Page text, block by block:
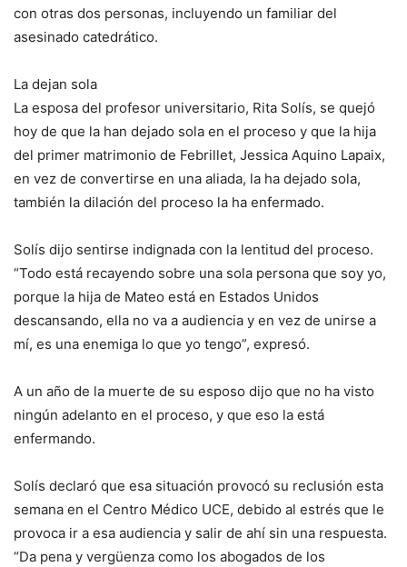
con otras dos personas, incluyendo un familiar del
asesinado catedrático.
La dejan sola
La esposa del profesor universitario, Rita Solís, se quejó
hoy de que la han dejado sola en el proceso y que la hija
del primer matrimonio de Febrillet, Jessica Aquino Lapaix,
en vez de convertirse en una aliada, la ha dejado sola,
también la dilación del proceso la ha enfermado.
Solís dijo sentirse indignada con la lentitud del proceso.
“Todo está recayendo sobre una sola persona que soy yo,
porque la hija de Mateo está en Estados Unidos
descansando, ella no va a audiencia y en vez de unirse a
mí, es una enemiga lo que yo tengo”, expresó.
A un año de la muerte de su esposo dijo que no ha visto
ningún adelanto en el proceso, y que eso la está
enfermando.
Solís declaró que esa situación provocó su reclusión esta
semana en el Centro Médico UCE, debido al estrés que le
provoca ir a esa audiencia y salir de ahí sin una respuesta.
“Da pena y vergüenza como los abogados de los